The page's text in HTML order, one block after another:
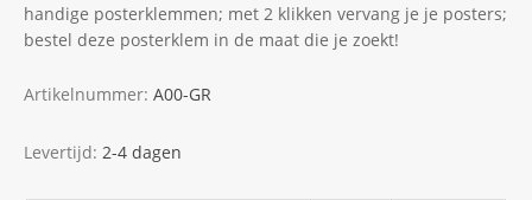
handige posterklemmen; met 2 klikken vervang je je posters;
bestel deze posterklem in de maat die je zoekt!
Artikelnummer: A00-GR
Levertijd: 2-4 dagen